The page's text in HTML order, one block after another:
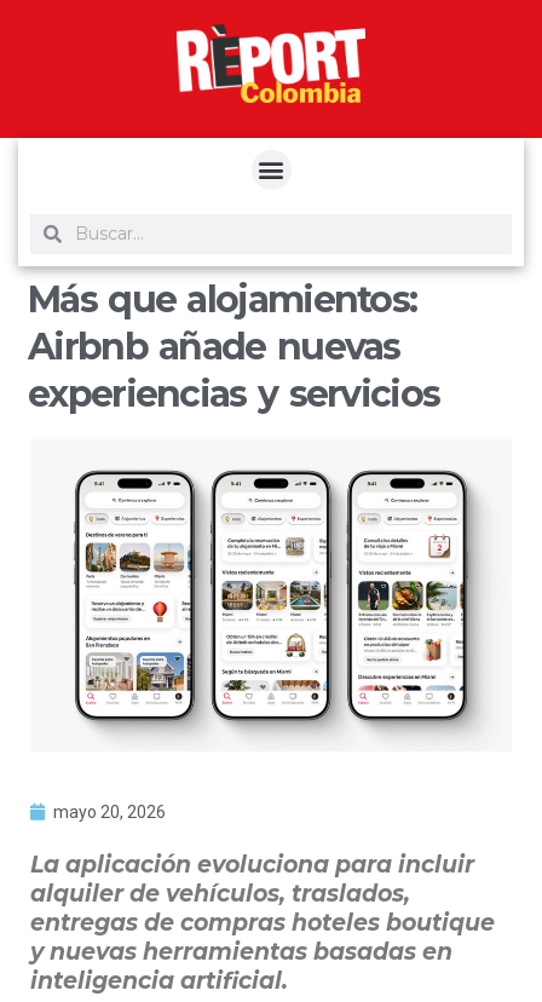
Más que alojamientos:
Airbnb añade nuevas
experiencias y servicios
mayo 20, 2026
La aplicación evoluciona para incluir
alquiler de vehículos, traslados,
entregas de compras hoteles boutique
y nuevas herramientas basadas en
inteligencia artificial.